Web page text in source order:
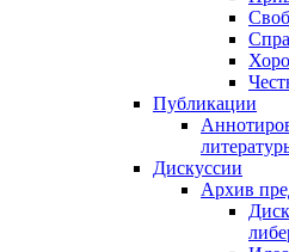
Публикации
Дискуссии
Архив